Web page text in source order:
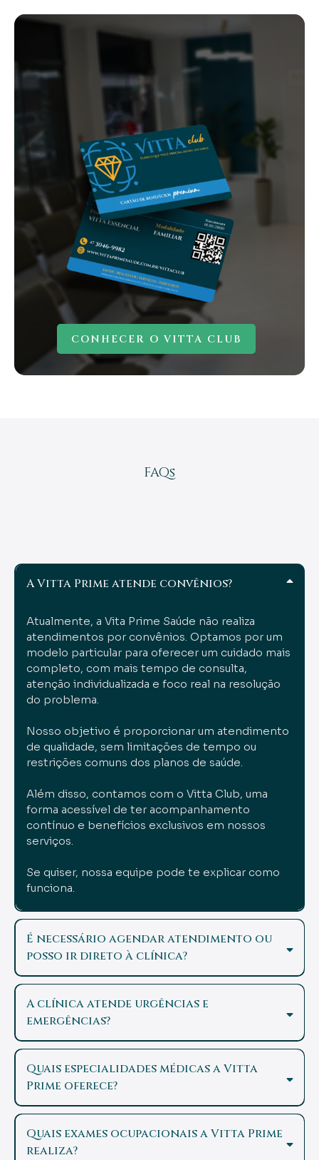
CONHECER O VITTA CLUB
FAQs
A Vitta Prime atende convênios?
Atualmente, a Vita Prime Saúde não realiza
atendimentos por convênios. Optamos por um
modelo particular para oferecer um cuidado mais
completo, com mais tempo de consulta,
atenção individualizada e foco real na resolução
do problema.
Nosso objetivo é proporcionar um atendimento
de qualidade, sem limitações de tempo ou
restrições comuns dos planos de saúde.
Além disso, contamos com o Vitta Club, uma
forma acessível de ter acompanhamento
contínuo e benefícios exclusivos em nossos
serviços.
Se quiser, nossa equipe pode te explicar como
funciona.
É necessário agendar atendimento ou
posso ir direto à clínica?
A clínica atende urgências e
emergências?
Quais especialidades médicas a Vitta
Prime oferece?
Quais exames ocupacionais a Vitta Prime
realiza?